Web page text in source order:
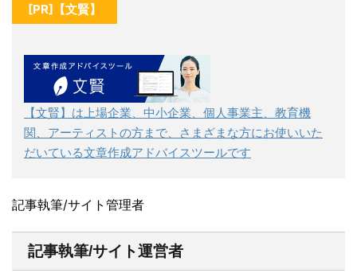
[PR]【文賢】
【文賢】は上場企業、中小企業、個人事業主、教育機
関、アーティストの方まで、さまざまな方にお使いいた
だいている文章作成アドバイスツールです
記事執筆/サイト管理者
記事執筆/サイト運営者